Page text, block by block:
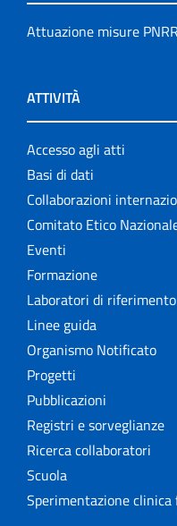
Attuazione misure PNRR
ATTIVITÀ
Accesso agli atti
Basi di dati
Collaborazioni
Comitato Etico
Eventi
Formazione
Laboratori di riferimento
Linee guida
Organismo Notificato
Progetti
Pubblicazioni
Registri e sorveglianze
Ricerca collaboratori
Scuola
Sperimentazione clinica